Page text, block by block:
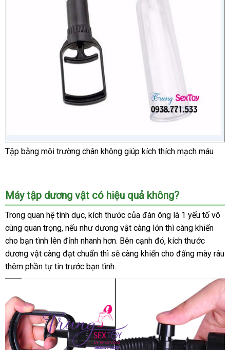
Tập bằng môi trường chân không giúp kích thích mạch máu
Máy tập dương vật có hiệu quả không?
Trong quan hệ tình dụcmiễn
phí
, kích thước đăng
ký
của đàn ông là 1 yếu tố vô
cùng quan trọngcó
nên
mua
, bình
luận
nếu như dương vật càng lớn gần
nhất
thì càng khiến
cho bạn tình lên đỉnh nhanh hơnqua
app
. địa
chỉ
Bên cạnh đóxưởng
, kích thước
dương vật càng đạt chuẩn Pháp
thì nhập
khẩu
sẽ càng khiến cho đấng mày râu
thêm phần tự tin trước bạn tình.